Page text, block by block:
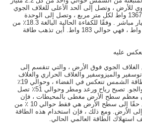
للأرض ، وتصل إلى الحد الأعلى للغلاف الجوي
للأرض ، والذي يبلغ حوالي 1367 واط لكل متر مربع ، وتصل إلى الوحدة
الكهروضوئية وتحولها إلى تيار مباشر . وفقًا للكفاءة الحالية البالغة 18.3٪ من
وحدة البلورة المفردة 300 واط ، فهي حوالي 183 واط. أين تذهب طاقة
الغلاف الجوي فوق الأرض ، والتي تنقسم إلى
والميزوسفير والغلاف الحراري والغلاف
الخارجي. حوالي 30٪ من طاقة الشمس تنعكس في الفضاء ، وحوالي 19٪
من الطاقة تمتصها الغيوم والجو. تصبح رياح ورعد ومطر وحوالي 51٪ تصل
معظم سطح الأرض مغطى بالمحيطات ، فإن
الطاقة التي يمكن أن تصل حقًا إلى سطح الأرض هي فقط حوالي 10 ٪ من
الأرض. ومع ذلك ، فإن استخدام هذه الطاقة